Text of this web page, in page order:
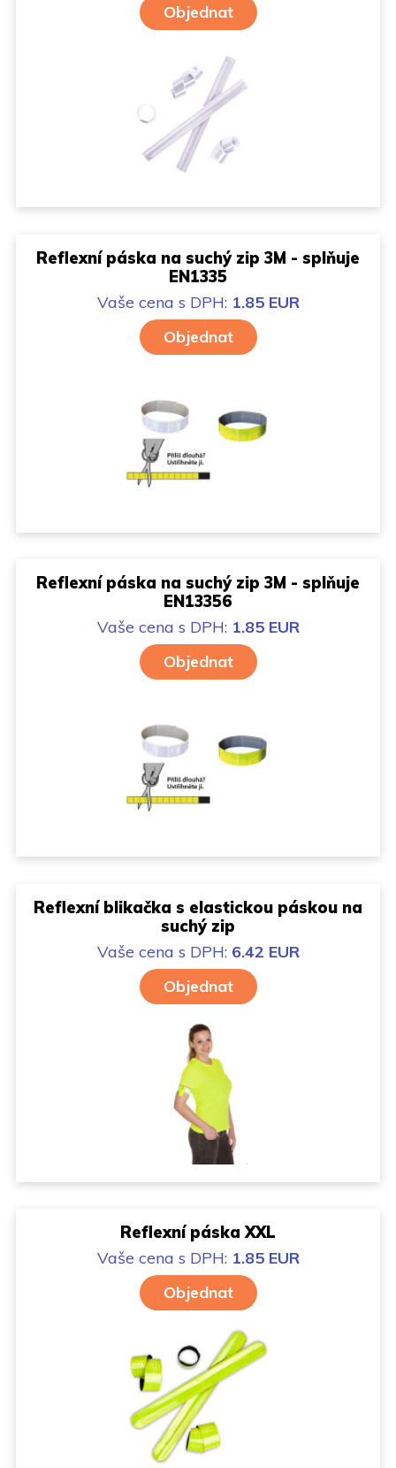
Objednat
Reflexní páska na suchý zip 3M - splňuje
EN1335
Vaše cena s DPH: 1.85 EUR
Objednat
Reflexní páska na suchý zip 3M - splňuje
EN13356
Vaše cena s DPH: 1.85 EUR
Objednat
Reflexní blikačka s elastickou páskou na
suchý zip
Vaše cena s DPH: 6.42 EUR
Objednat
Reflexní páska XXL
Vaše cena s DPH: 1.85 EUR
Objednat